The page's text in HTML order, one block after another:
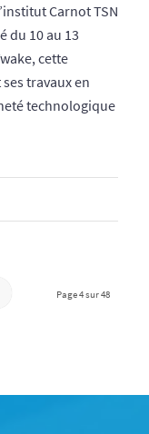
Carnot TSN
du 10 au 13
cette
travaux en
technologique
Page 4 sur 48